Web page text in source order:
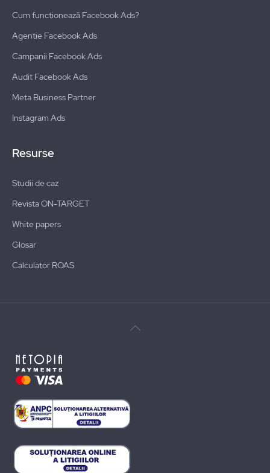
Cum functionează Facebook Ads?
Agentie Facebook Ads
Campanii Facebook Ads
Audit Facebook Ads
Meta Business Partner
Instagram Ads
Resurse
Studii de caz
Revista ON-TARGET
White papers
Glosar
Calculator ROAS